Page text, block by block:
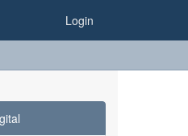
Login